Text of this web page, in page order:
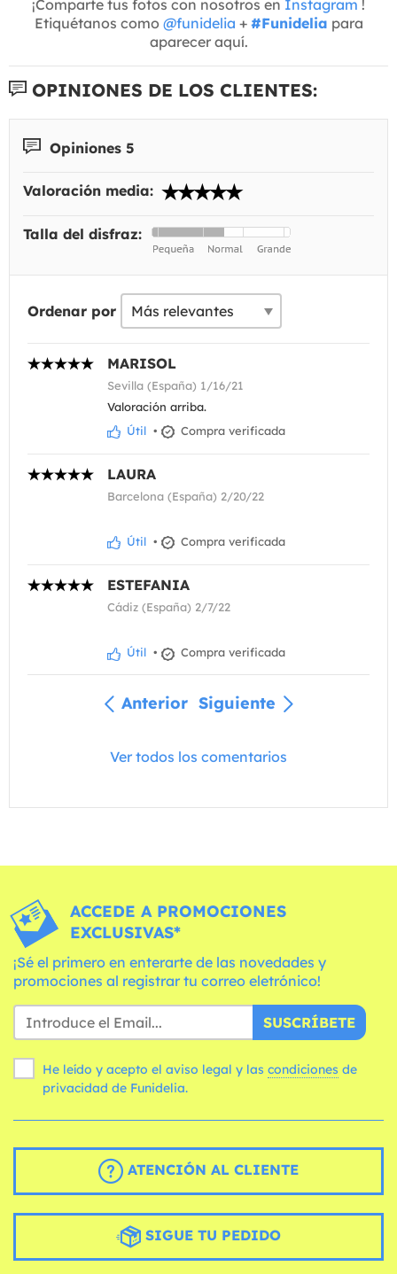
¡Comparte tus fotos con nosotros en Instagram !
Etiquétanos como @funidelia + #Funidelia para
aparecer aquí.
OPINIONES DE LOS CLIENTES:
Opiniones 5
Valoración media:
Talla del disfraz:
Ordenar por
MARISOL
Sevilla (España) 1/16/21
Valoración arriba.
Útil • Compra verificada
LAURA
Barcelona (España) 2/20/22
Útil • Compra verificada
ESTEFANIA
Cádiz (España) 2/7/22
Útil • Compra verificada
Anterior Siguiente
Ver todos los comentarios
ACCEDE A PROMOCIONES
EXCLUSIVAS*
¡Sé el primero en enterarte de las novedades y
promociones al registrar tu correo eletrónico!
SUSCRÍBETE
He leído y acepto el aviso legal y las condiciones
privacidad de Funidelia.
ATENCIÓN AL CLIENTE
SIGUE TU PEDIDO